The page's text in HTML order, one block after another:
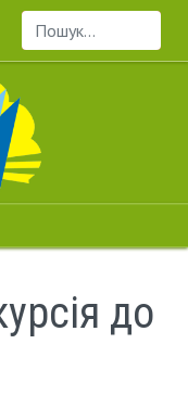
Пошук...
до